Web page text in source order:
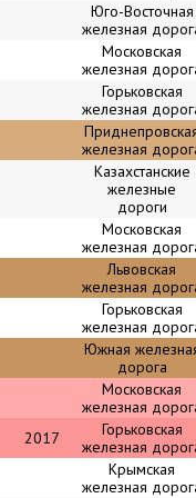
Юго-Восточная
железная
Московская
железная
Горьковская
железная
железная
Казахстанские
железные
дороги
Московская
железная
Львовская
железная
Горьковская
железная
Южная
дорога
Московская
железная
2017
Горьковская
железная
Крымская
железная